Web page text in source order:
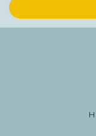
Ürün
Ürün fiyatı diğer